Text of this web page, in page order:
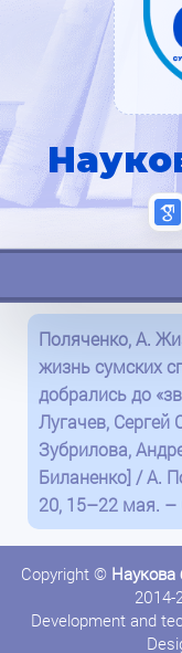
Поляченко, А.
жизнь сумских
добрались до
Лугачев,
Зубрилова,
Биланенко] / А.
20, 15–22 мая. –
Copyright © Наукова
2014-
Development and